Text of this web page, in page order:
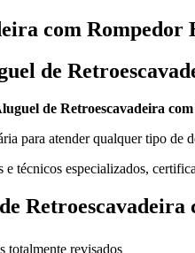
com
de
de Retroescavadeira
para atender qualquer tipo de
técnicos especializados,
totalmente revisados